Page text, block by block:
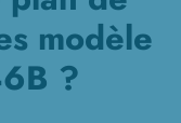
modèle
?